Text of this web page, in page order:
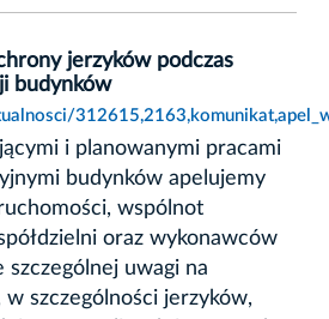
jerzyków podczas
budynków
i planowanymi pracami
budynków apelujemy
wspólnot
oraz wykonawców
uwagi na
szczególności jerzyków,